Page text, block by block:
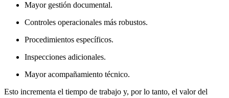
Mayor gestión documental.
Controles operacionales más robustos.
Procedimientos específicos.
Inspecciones adicionales.
Mayor acompañamiento técnico.
Esto incrementa el tiempo de trabajo y, por lo tanto, el valor del